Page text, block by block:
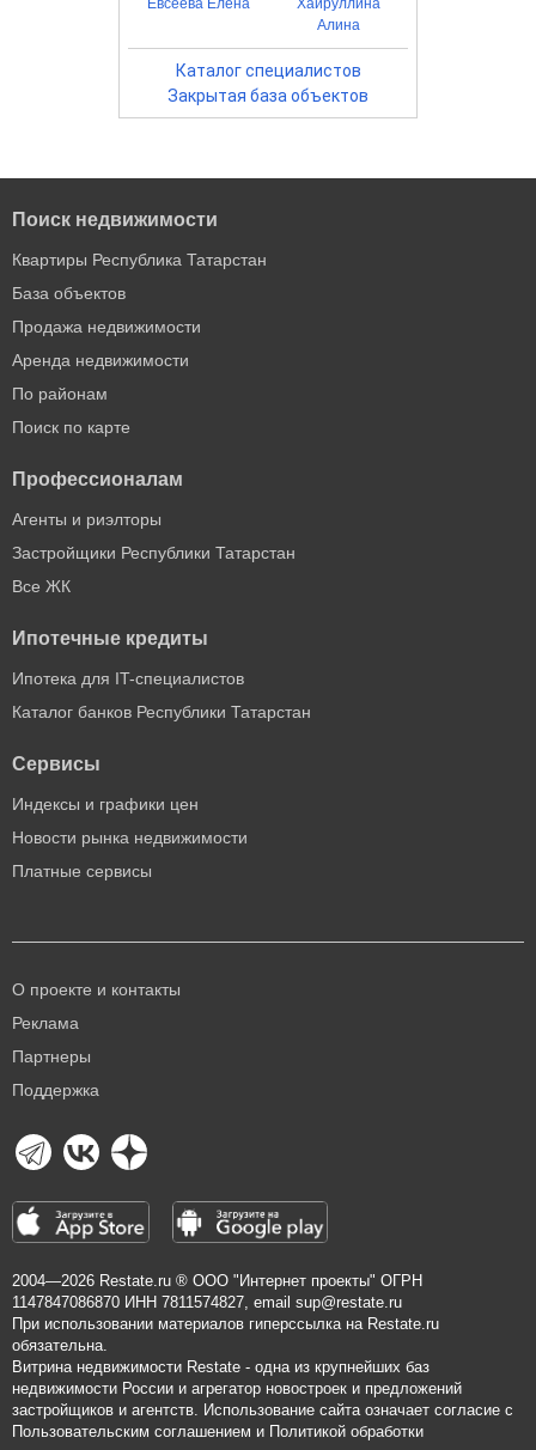
Евсеева Елена
Хайруллина
Алина
Каталог специалистов
Закрытая база объектов
Поиск недвижимости
Квартиры Республика Татарстан
База объектов
Продажа недвижимости
Аренда недвижимости
По районам
Поиск по карте
Профессионалам
Агенты и риэлторы
Застройщики Республики Татарстан
Все ЖК
Ипотечные кредиты
Ипотека для IT-специалистов
Каталог банков Республики Татарстан
Сервисы
Индексы и графики цен
Новости рынка недвижимости
Платные сервисы
О проекте и контакты
Реклама
Партнеры
Поддержка
2004—2026 Restate.ru ® ООО "Интернет проекты" ОГРН
1147847086870 ИНН 7811574827, email sup@restate.ru
При использовании материалов гиперссылка на Restate.ru
обязательна.
Витрина недвижимости Restate - одна из крупнейших баз
недвижимости России и агрегатор новостроек и предложений
застройщиков и агентств. Использование сайта означает согласие с
Пользовательским соглашением и Политикой обработки